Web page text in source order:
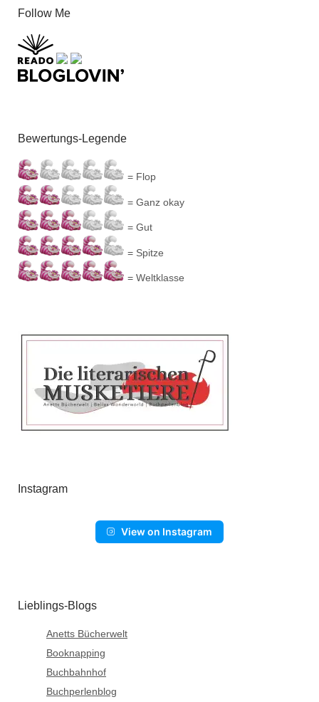
Follow Me
Bewertungs-Legende
= Flop
= Ganz okay
= Gut
= Spitze
= Weltklasse
Instagram
View on Instagram
Lieblings-Blogs
Anetts Bücherwelt
Booknapping
Buchbahnhof
Buchperlenblog